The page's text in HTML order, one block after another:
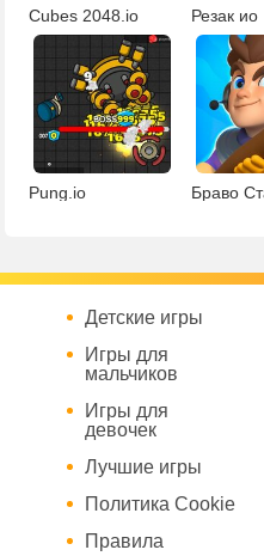
Cubes 2048.io Резак ио
Pung.io
Детские игры
Игры для
мальчиков
Игры для
девочек
Лучшие игры
Политика Cookie
Правила